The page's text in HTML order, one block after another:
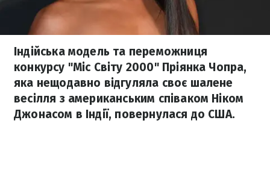
Індійська модель та переможниця
конкурсу "Міс Світу 2000" Пріянка Чопра,
яка нещодавно відгуляла своє шалене
весілля з американським співаком Ніком
Джонасом в Індії, повернулася до США.